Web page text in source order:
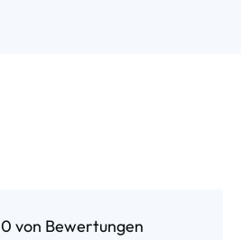
0 von Bewertungen